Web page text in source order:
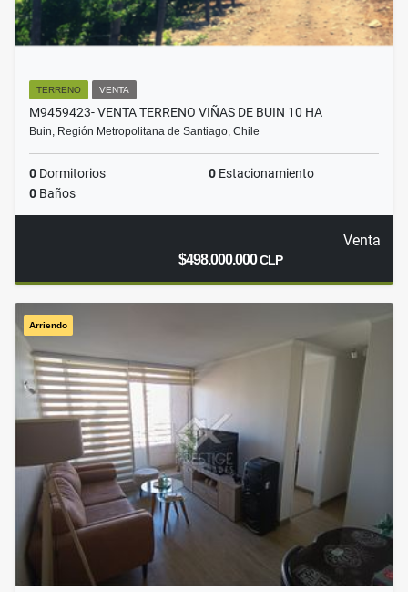
TERRENO VENTA
M9459423- VENTA TERRENO VIÑAS DE BUIN 10 HA
Buin, Región Metropolitana de Santiago, Chile
0 Dormitorios 0 Estacionamiento
0 Baños
Venta
$498.000.000CLP
Arriendo